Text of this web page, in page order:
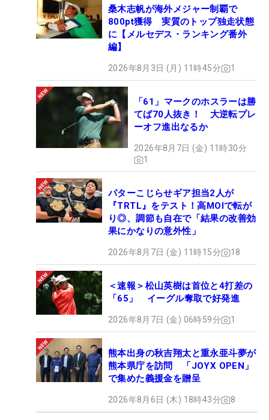
桑木志帆が海外メジャー制覇で
800pt獲得 実質のトップ独走状態
に【メルセデス・ランキング番外
編】
2026年8月3日 (月) 11時45分 1
「61」マークのホスラーは勝
てば70人抜き！ 大逆転プレ
ーオフ進出なるか
2026年8月7日 (金) 11時30分
1
パターこじらせギア担当2人が
『TRTL』をテスト！高MOIで転が
り◎、調節も自在で「結果の改善効
果にかなりの意外性」
2026年8月7日 (金) 11時15分 18
＜速報＞松山英樹は首位と4打差の
「65」 イーグル奪取で好発進
2026年8月7日 (金) 06時59分 1
熊本出身の秋吉翔太と重永亜斗夢が
熊本県庁を訪問 「JOYX OPEN」
で集めた義援金を贈呈
2026年8月6日 (木) 18時43分 8